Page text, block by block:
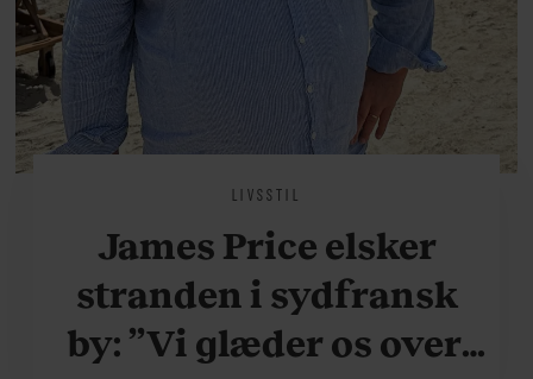
LIVSSTIL
James Price elsker
stranden i sydfransk
by: ”Vi glæder os over,